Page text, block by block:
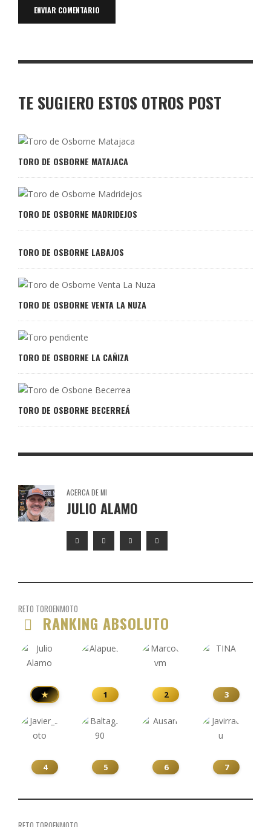
TE SUGIERO ESTOS OTROS POST
TORO DE OSBORNE MATAJACA
TORO DE OSBORNE MADRIDEJOS
TORO DE OSBORNE LABAJOS
TORO DE OSBORNE VENTA LA NUZA
TORO DE OSBORNE LA CAÑIZA
TORO DE OSBORNE BECERREÁ
ACERCA DE MI
JULIO ALAMO
RETO TOROENMOTO
RANKING ABSOLUTO
★ 1 2 3
4 5 6 7